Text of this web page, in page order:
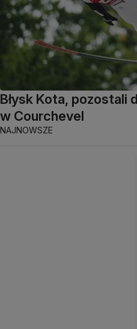
Błysk Kota, pozostali
w Courchevel
NAJNOWSZE